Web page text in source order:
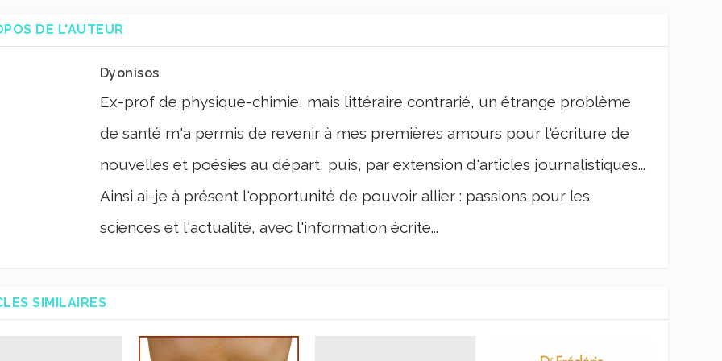
DE L'AUTEUR
Dyonisos
Ex-prof de physique-chimie, mais littéraire contrarié, un étrange problème
de santé m'a permis de revenir à mes premières amours pour l'écriture de
nouvelles et poésies au départ, puis, par extension d'articles journalistiques...
Ainsi ai-je à présent l'opportunité de pouvoir allier : passions pour les
sciences et l'actualité, avec l'information écrite...
SIMILAIRES